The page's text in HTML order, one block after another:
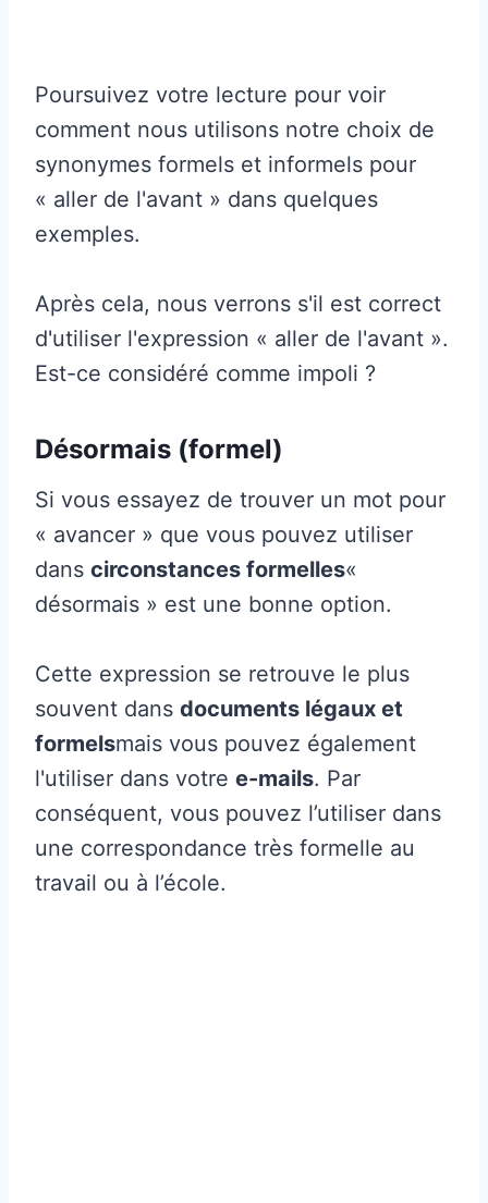
Poursuivez votre lecture pour voir
comment nous utilisons notre choix de
synonymes formels et informels pour
« aller de l'avant » dans quelques
exemples.
Après cela, nous verrons s'il est correct
d'utiliser l'expression « aller de l'avant ».
Est-ce considéré comme impoli ?
Désormais (formel)
Si vous essayez de trouver un mot pour
« avancer » que vous pouvez utiliser
dans circonstances formelles«
désormais » est une bonne option.
Cette expression se retrouve le plus
souvent dans documents légaux et
formelsmais vous pouvez également
l'utiliser dans votre e-mails. Par
conséquent, vous pouvez l’utiliser dans
une correspondance très formelle au
travail ou à l’école.